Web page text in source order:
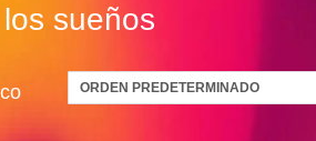
sueños